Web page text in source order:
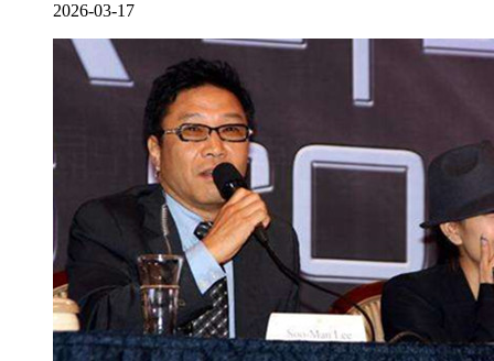
2026-03-17